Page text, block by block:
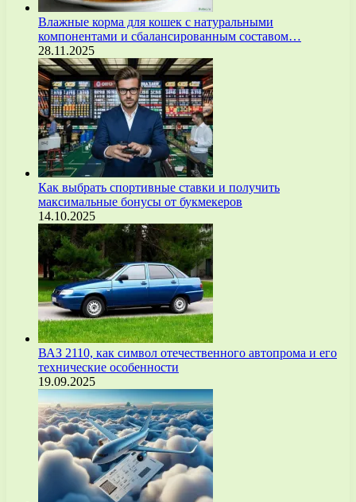
Влажные корма для кошек с натуральными
компонентами и сбалансированным составом…
28.11.2025
Как выбрать спортивные ставки и получить
максимальные бонусы от букмекеров
14.10.2025
ВАЗ 2110, как символ отечественного автопрома и его
технические особенности
19.09.2025